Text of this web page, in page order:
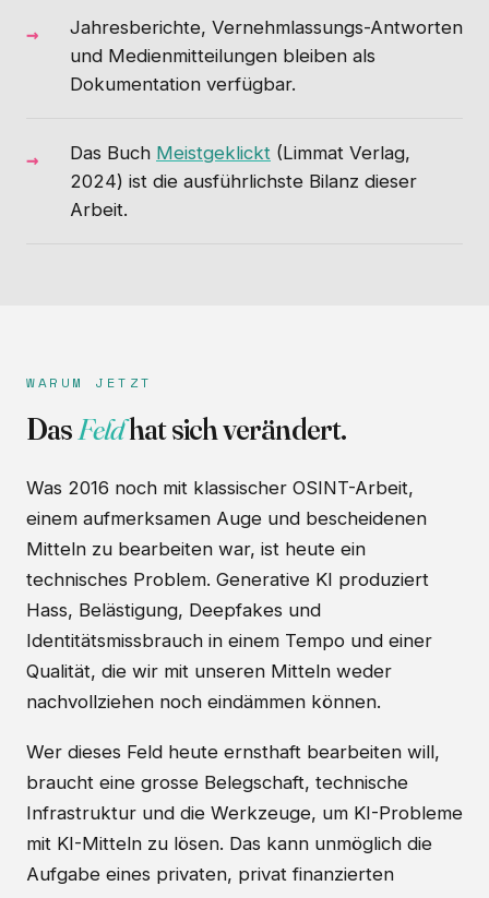
Jahresberichte, Vernehmlassungs-Antworten
und Medienmitteilungen bleiben als
Dokumentation verfügbar.
Das Buch Meistgeklickt (Limmat Verlag,
2024) ist die ausführlichste Bilanz dieser
Arbeit.
WARUM JETZT
DasFeldhat sich verändert.
Was 2016 noch mit klassischer OSINT-Arbeit,
einem aufmerksamen Auge und bescheidenen
Mitteln zu bearbeiten war, ist heute ein
technisches Problem. Generative KI produziert
Hass, Belästigung, Deepfakes und
Identitätsmissbrauch in einem Tempo und einer
Qualität, die wir mit unseren Mitteln weder
nachvollziehen noch eindämmen können.
Wer dieses Feld heute ernsthaft bearbeiten will,
braucht eine grosse Belegschaft, technische
Infrastruktur und die Werkzeuge, um KI-Probleme
mit KI-Mitteln zu lösen. Das kann unmöglich die
Aufgabe eines privaten, privat finanzierten